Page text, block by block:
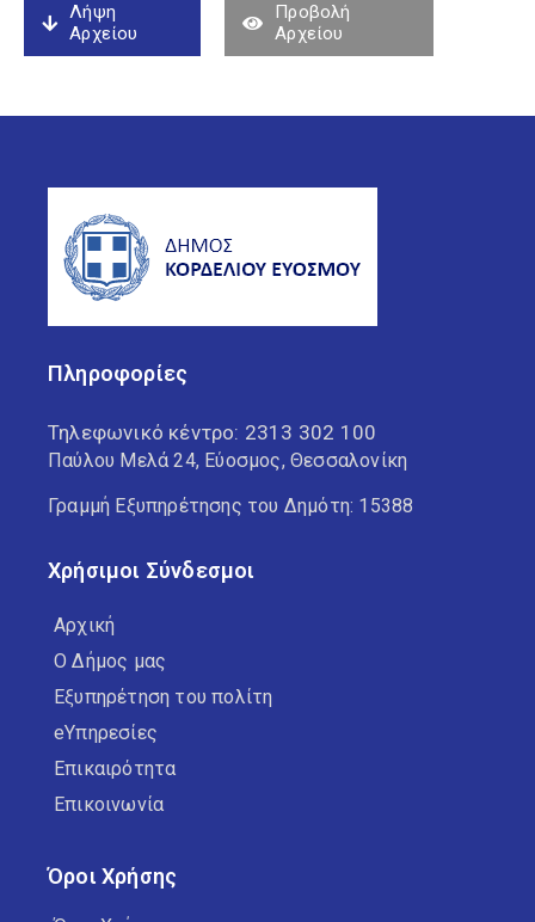
Λήψη
Αρχείου
Προβολή
Αρχείου
Πληροφορίες
Τηλεφωνικό κέντρο: 2313 302 100
Παύλου Μελά 24, Εύοσμος, Θεσσαλονίκη
Γραμμή Εξυπηρέτησης του Δημότη: 15388
Χρήσιμοι Σύνδεσμοι
Αρχική
Ο Δήμος μας
Εξυπηρέτηση του πολίτη
eΥπηρεσίες
Επικαιρότητα
Επικοινωνία
Όροι Χρήσης